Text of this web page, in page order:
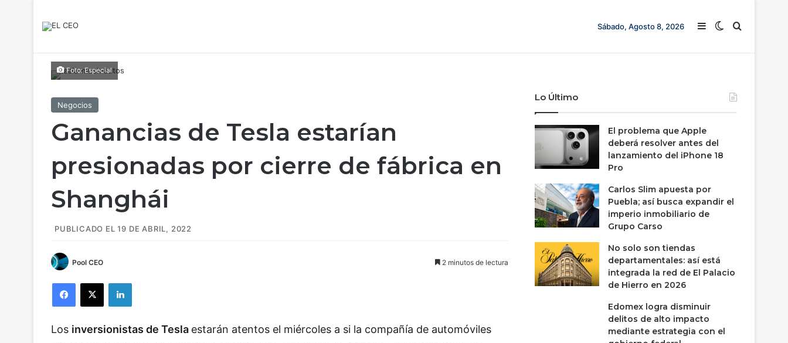
Sábado, Agosto 8, 2026 Barra lateral
Switch skin
Buscar
Foto: Especial
Negocios
Ganancias de Tesla estarían
presionadas por cierre de fábrica en
Shanghái
PUBLICADO EL 19 DE ABRIL, 2022
Pool CEO 2 minutos de lectura
Los inversionistas de Tesla estarán atentos el miércoles a si la compañía de automóviles
Lo Último
El problema que Apple
deberá resolver antes del
lanzamiento del iPhone 18
Pro
Carlos Slim apuesta por
Puebla; así busca expandir el
imperio inmobiliario de
Grupo Carso
No solo son tiendas
departamentales: así está
integrada la red de El Palacio
de Hierro en 2026
Edomex logra disminuir
delitos de alto impacto
mediante estrategia con el